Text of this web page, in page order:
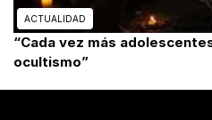
ACTUALIDAD
“Cada vez más
ocultismo”